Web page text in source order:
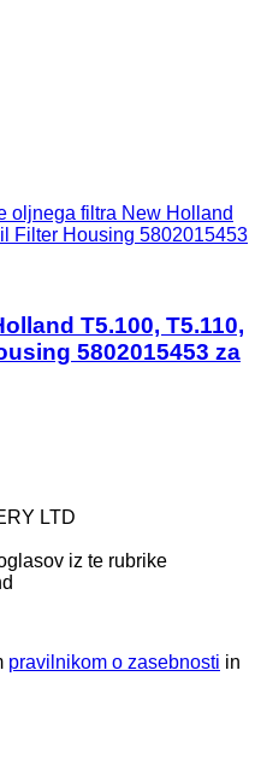
oljnega filtra New Holland
Filter Housing 5802015453
T5.100, T5.110,
5802015453 za
LTD
iz te rubrike
pravilnikom o zasebnosti in